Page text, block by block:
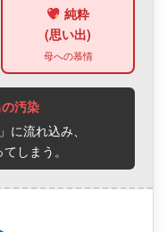
純粋
(思い出)
汚染
流れ込み、
しまう。